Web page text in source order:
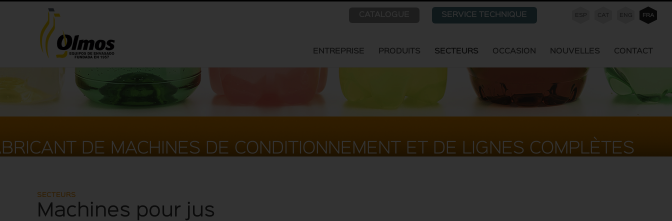
SERVICE TECHNIQUE ESP CAT ENG FRA
ENTREPRISE PRODUITS SECTEURS OCCASION NOUVELLES CONTACT
DE MACHINES DE CONDITIONNEMENT ET DE LIGNES COMPLÈTES
SECTEURS
Machines pour jus